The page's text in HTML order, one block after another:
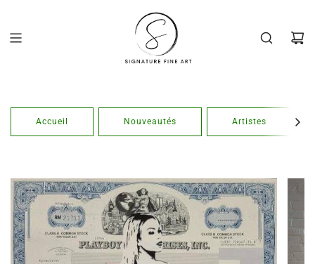
contenu
Accueil Nouveautés Artistes